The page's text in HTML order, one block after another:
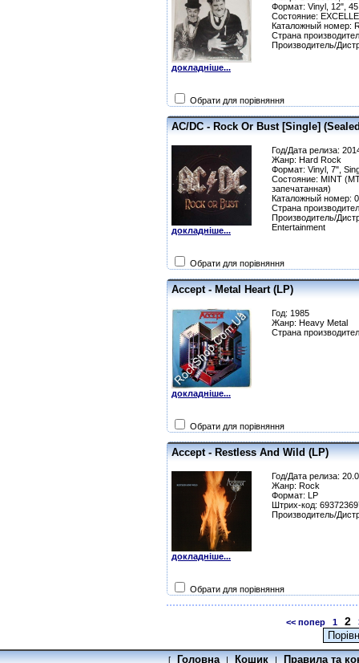
докладніше...
Формат: Vinyl, 12",
Состояние:
Каталожный номер:
Страна
Производитель/
Обрати для порівняння
AC/DC - Rock Or Bust [Single]
докладніше...
Год/Дата релиза:
Жанр: Hard Rock
Формат: Vinyl, 7",
Состояние: MINT
запечатанная)
Каталожный номер:
Страна
Производитель/
Entertainment
Обрати для порівняння
Accept - Metal Heart (LP)
докладніше...
Год: 1985
Жанр: Heavy Metal
Страна
Обрати для порівняння
Accept - Restless And Wild (LP)
докладніше...
Год/Дата релиза:
Жанр: Rock
Формат: LP
Штрих-код:
Производитель/
Обрати для порівняння
<< попер 1 2
[ Головна | Кошик | Правила та